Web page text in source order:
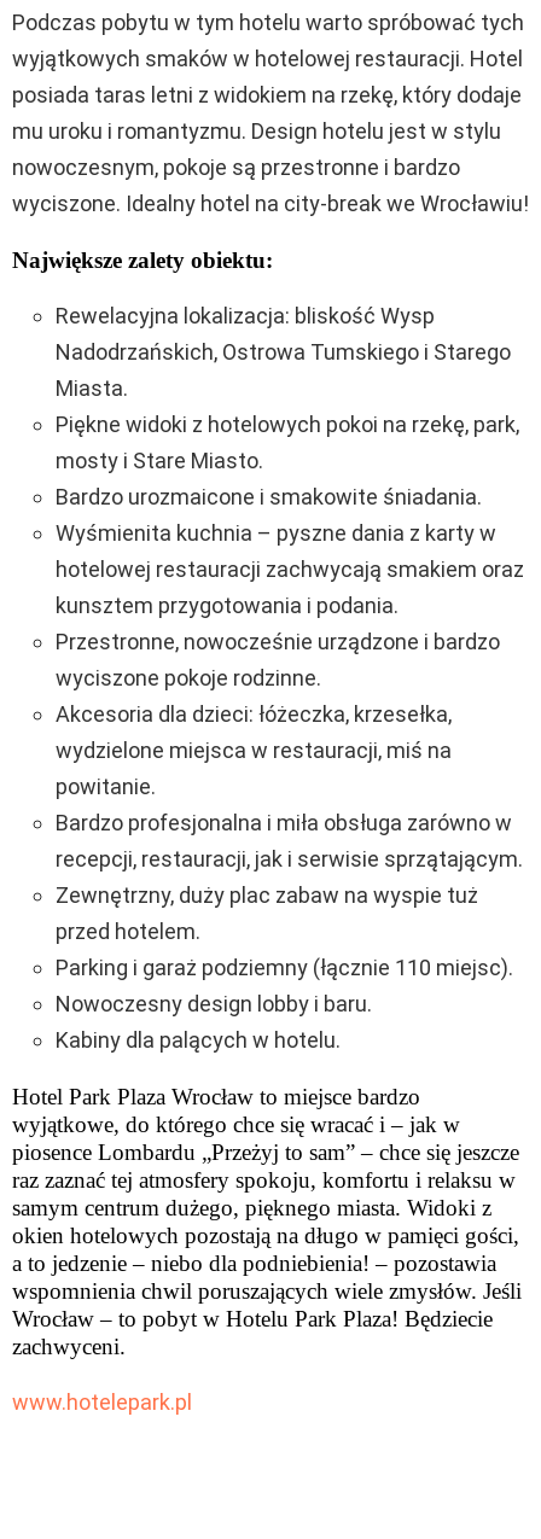
Podczas pobytu w tym hotelu warto spróbować tych
wyjątkowych smaków w hotelowej restauracji. Hotel
posiada taras letni z widokiem na rzekę, który dodaje
mu uroku i romantyzmu. Design hotelu jest w stylu
nowoczesnym, pokoje są przestronne i bardzo
wyciszone. Idealny hotel na city-break we Wrocławiu!
Największe zalety obiektu:
Rewelacyjna lokalizacja: bliskość Wysp
Nadodrzańskich, Ostrowa Tumskiego i Starego
Miasta.
Piękne widoki z hotelowych pokoi na rzekę, park,
mosty i Stare Miasto.
Bardzo urozmaicone i smakowite śniadania.
Wyśmienita kuchnia – pyszne dania z karty w
hotelowej restauracji zachwycają smakiem oraz
kunsztem przygotowania i podania.
Przestronne, nowocześnie urządzone i bardzo
wyciszone pokoje rodzinne.
Akcesoria dla dzieci: łóżeczka, krzesełka,
wydzielone miejsca w restauracji, miś na
powitanie.
Bardzo profesjonalna i miła obsługa zarówno w
recepcji, restauracji, jak i serwisie sprzątającym.
Zewnętrzny, duży plac zabaw na wyspie tuż
przed hotelem.
Parking i garaż podziemny (łącznie 110 miejsc).
Nowoczesny design lobby i baru.
Kabiny dla palących w hotelu.
Hotel Park Plaza Wrocław to miejsce bardzo
wyjątkowe, do którego chce się wracać i – jak w
piosence Lombardu „Przeżyj to sam” – chce się jeszcze
raz zaznać tej atmosfery spokoju, komfortu i relaksu w
samym centrum dużego, pięknego miasta. Widoki z
okien hotelowych pozostają na długo w pamięci gości,
a to jedzenie – niebo dla podniebienia! – pozostawia
wspomnienia chwil poruszających wiele zmysłów. Jeśli
Wrocław – to pobyt w Hotelu Park Plaza! Będziecie
zachwyceni.
www.hotelepark.pl